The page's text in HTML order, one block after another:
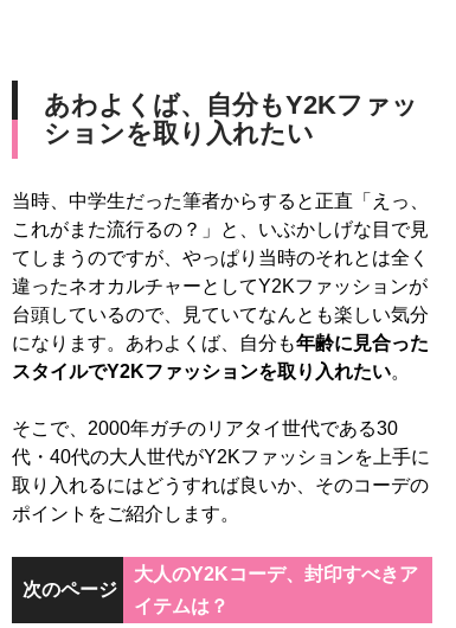
あわよくば、自分もY2Kファッ
ションを取り入れたい
当時、中学生だった筆者からすると正直「えっ、
これがまた流行るの？」と、いぶかしげな目で見
てしまうのですが、やっぱり当時のそれとは全く
違ったネオカルチャーとしてY2Kファッションが
台頭しているので、見ていてなんとも楽しい気分
になります。あわよくば、自分も年齢に見合った
スタイルでY2Kファッションを取り入れたい。
そこで、2000年ガチのリアタイ世代である30
代・40代の大人世代がY2Kファッションを上手に
取り入れるにはどうすれば良いか、そのコーデの
ポイントをご紹介します。
次のページ
大人のY2Kコーデ、封印すべきア
イテムは？